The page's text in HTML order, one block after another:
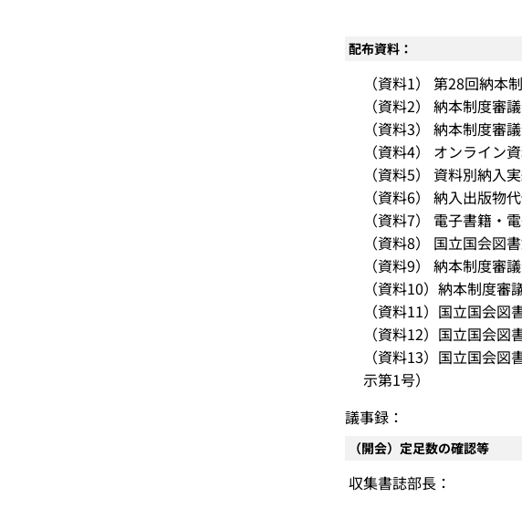
配布資料：
（資料1） 第28回納本
（資料2） 納本制度審
（資料3） 納本制度審
（資料4） オンライン
（資料5） 資料別納入
（資料6） 納入出版物
（資料7） 電子書籍・
（資料8） 国立国会図
（資料9） 納本制度審
（資料10）納本制度
（資料11）国立国会
（資料12）国立国会
（資料13）国立国会
示第1号）
議事録：
（開会）定足数の確認等
収集書誌部長：